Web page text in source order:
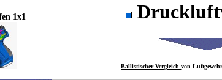
1x1
Ballistischer Vergleichvon